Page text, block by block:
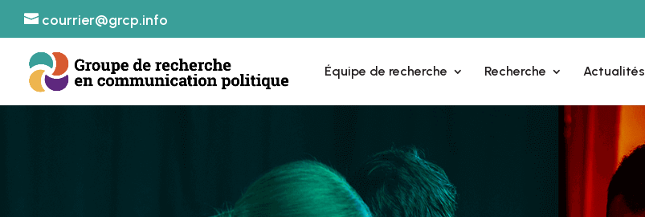
courrier@grcp.info
Équipe de recherche Recherche Actualités